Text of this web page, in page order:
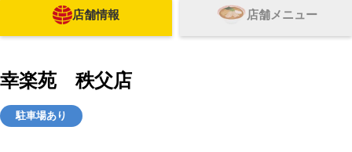
OUR SUPPORTERS
店舗情報 店舗メニュー
幸楽苑 秩父店
駐車場あり